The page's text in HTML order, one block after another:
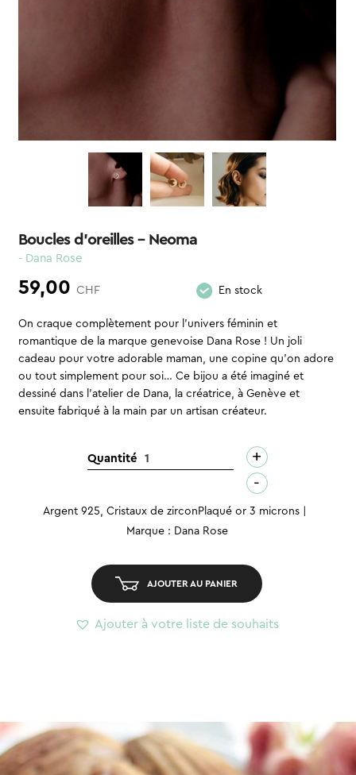
Boucles d’oreilles – Neoma
- Dana Rose
59,00 CHF En stock
On craque complètement pour l’univers féminin et
romantique de la marque genevoise Dana Rose ! Un joli
cadeau pour votre adorable maman, une copine qu’on adore
ou tout simplement pour soi… Ce bijou a été imaginé et
dessiné dans l’atelier de Dana, la créatrice, à Genève et
ensuite fabriqué à la main par un artisan créateur.
Quantitéquantité
d'oreilles
–
+
-
Argent 925, Cristaux de zirconPlaqué or 3 microns
Marque : Dana Rose
AJOUTER AU PANIER
Ajouter à votre liste de souhaits